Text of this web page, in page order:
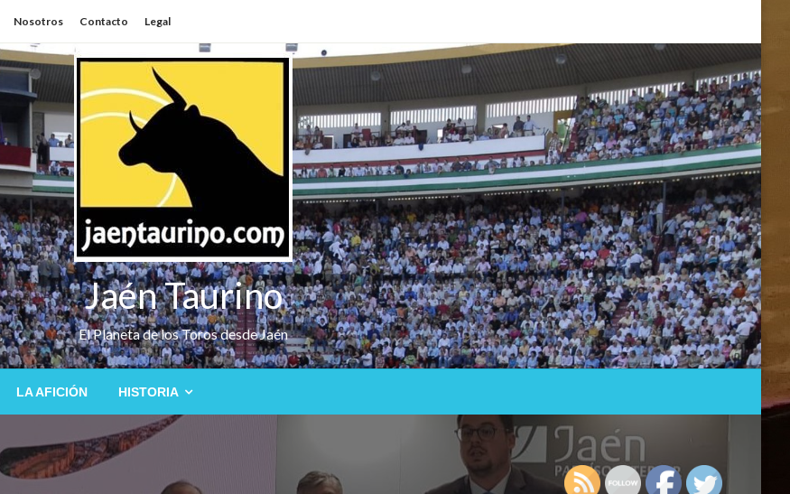
Nosotros Contacto Legal
Jaén Taurino
El Planeta de los Toros desde Jaén
LA AFICIÓN HISTORIA